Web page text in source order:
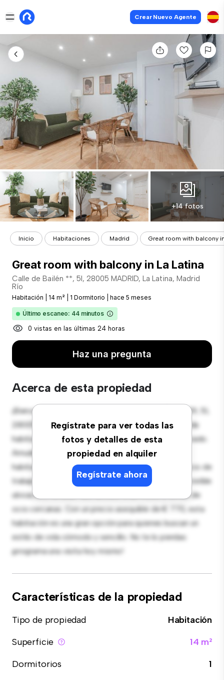
Crear Nuevo Agente
+14 fotos
Inicio Habitaciones Madrid Great room with balcony
Great room with balcony in La Latina
Calle de Bailén **, 5I, 28005 MADRID, La Latina, Madrid
Río
Habitación 14 m² 1 Dormitorio hace 5 meses
Último escaneo: 44 minutos
0 vistas en las últimas 24 horas
Haz una pregunta
Acerca de esta propiedad
Regístrate para ver todas las
fotos y detalles de esta
propiedad en alquiler
Regístrate ahora
¡Bienvenido a tu nueva estancia en Calle de Bailén 39, 5I,
28005 MADRID, La Latina, Madrid Río! Esta cómoda
habitación ofrece un espacio de vida pacífico y privado.
Amueblada con lo esencial para tu disfrute, esta
habitación proporciona una cama cómoda, un espacio de
trabajo y soluciones de almacenamiento. Con su increíble
ubicación, tendrás fácil acceso a servicios y zonas de
ocio cercanas. Con un precio asequible de € 770, esta
habitación es una gran opción para quienes buscan un
estilo de vida cómodo y sencillo. No te lo pierdas:
¡programa una visita hoy mismo!
Características de la propiedad
Tipo de propiedad
Habitación
Superficie
14 m²
Dormitorios
1